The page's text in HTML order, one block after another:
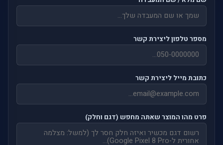
מספר טלפון ליצירת קשר
כתובת מייל ליצירת קשר
פרט מהו המוצר שאתה מחפש (דגם וחלק)